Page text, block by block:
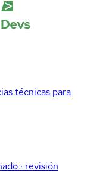
técnicas para
· revisión